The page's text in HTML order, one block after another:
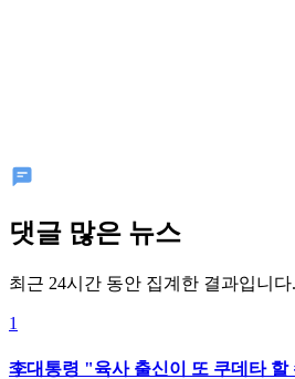
댓글 많은 뉴스
최근 24시간 동안 집계한 결과입니다.
1
李대통령 "육사 출신이 또 쿠데타